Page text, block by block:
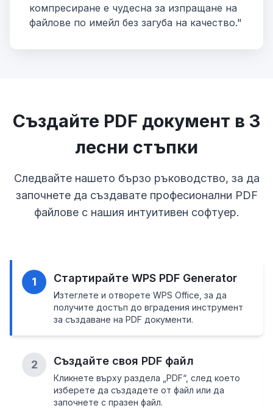
компресиране е чудесна за изпращане на
файлове по имейл без загуба на качество."
Създайте PDF документ в 3
лесни стъпки
Следвайте нашето бързо ръководство, за да
започнете да създавате професионални PDF
файлове с нашия интуитивен софтуер.
1 Стартирайте WPS PDF Generator
Изтеглете и отворете WPS Office, за да
получите достъп до вградения инструмент
за създаване на PDF документи.
2 Създайте своя PDF файл
Кликнете върху раздела „PDF“, след което
изберете да създадете от файл или да
започнете с празен файл.